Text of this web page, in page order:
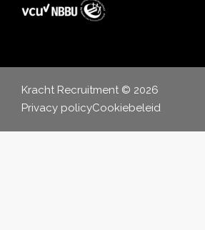
Kracht Recruitment © 2026
Privacy policyCookiebeleid